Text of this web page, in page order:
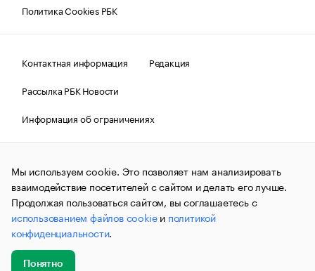
Политика Cookies РБК
Контактная информация
Редакция
Рассылка РБК Новости
Информация об ограничениях
Правовая информация
О соблюдении авторских прав
© АО «РОСБИЗНЕСКОНСАЛТИНГ»,1995–2026.Сообщения
и материалы информационного агентства «РБК»
(зарегистрировано Федеральной службой по надзору в сфере
связи, информационных технологий и массовых
коммуникаций (Роскомнадзор) 09.12.2015 за номером ИА
№ФС77-63848) сопровождаются пометкой «РБК». Отдельные
публикации могут содержать информацию,
не предназначенную для пользователей
до 18 лет.
Мы используем cookie. Это позволяет нам анализировать
взаимодействие посетителей с сайтом и делать его лучше.
Продолжая пользоваться сайтом, вы соглашаетесь с
использованием файлов cookieи политикой
конфиденциальности.
Понятно